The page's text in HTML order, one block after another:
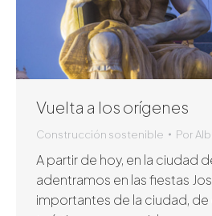
Vuelta a los orígenes
Construcción sostenible Por
A partir de hoy, en la ciudad
adentramos en las fiestas
importantes de la ciudad, de